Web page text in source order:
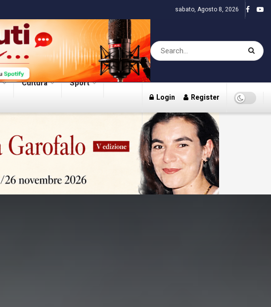
sabato, Agosto 8, 2026
Cultura Sport
Login Register